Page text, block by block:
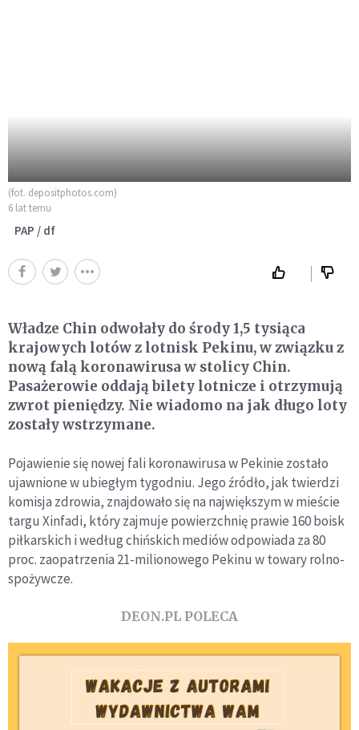
(fot. depositphotos.com)
6 lat temu
PAP / df
Władze Chin odwołały do środy 1,5 tysiąca
krajowych lotów z lotnisk Pekinu, w związku z
nową falą koronawirusa w stolicy Chin.
Pasażerowie oddają bilety lotnicze i otrzymują
zwrot pieniędzy. Nie wiadomo na jak długo loty
zostały wstrzymane.
Pojawienie się nowej fali koronawirusa w Pekinie zostało
ujawnione w ubiegłym tygodniu. Jego źródło, jak twierdzi
komisja zdrowia, znajdowało się na największym w mieście
targu Xinfadi, który zajmuje powierzchnię prawie 160 boisk
piłkarskich i według chińskich mediów odpowiada za 80
proc. zaopatrzenia 21-milionowego Pekinu w towary rolno-
spożywcze.
DEON.PL POLECA